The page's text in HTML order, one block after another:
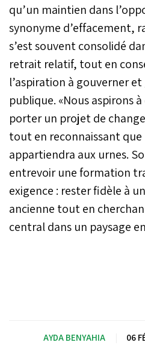
qu’un maintien dans
synonyme d’effacement,
s’est souvent consolidé
retrait relatif, tout en
l’aspiration à gouverner
publique. «Nous aspirons
porter un projet de
tout en reconnaissant
appartiendra aux urnes.
entrevoir une formation
exigence : rester fidèle à
ancienne tout en
central dans un paysage
AYDA BENYAHIA 06